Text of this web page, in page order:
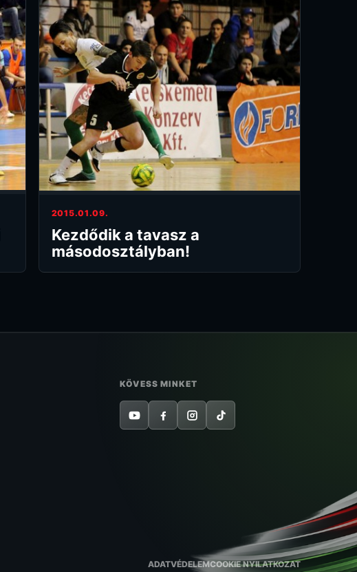
2015.01.09.
Kezdődik a tavasz a
másodosztályban!
KÖVESS MINKET
ADATVÉDELEMCOOKIE NYILATKOZAT